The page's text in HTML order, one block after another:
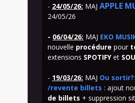
- 24/05/26: MAJ APPLE
24/05/26
- 06/04/26: MAJ EKO
nouvelle procédure pour
extensions SPOTIFYet
- 19/03/26: MAJ Ou
/revente billets : ajout
de billets + suppression